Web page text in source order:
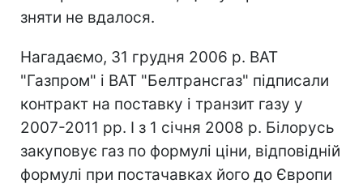
зняти не вдалося.
Нагадаємо, 31 грудня 2006 р. ВАТ
"Газпром" і ВАТ "Белтрансгаз" підписали
контракт на поставку і транзит газу у
2007-2011 рр. І з 1 січня 2008 р. Білорусь
закуповує газ по формулі ціни, відповідній
формулі при постачавках його до Європи